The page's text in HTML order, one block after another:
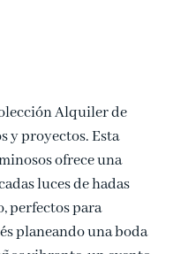
Alquiler de
y proyectos. Esta
ofrece una
luces de hadas
perfectos para
planeando una boda